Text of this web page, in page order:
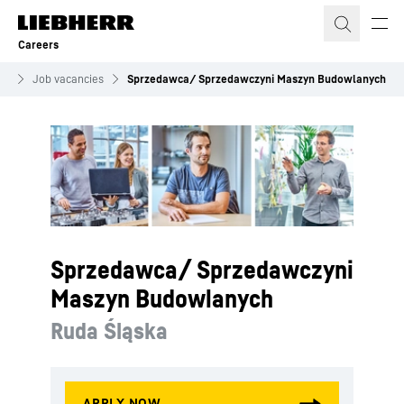
Skip to content
Careers
Job vacancies Sprzedawca/ Sprzedawczyni Maszyn Budowlanych
Sprzedawca/ Sprzedawczyni
Maszyn Budowlanych
Ruda Śląska